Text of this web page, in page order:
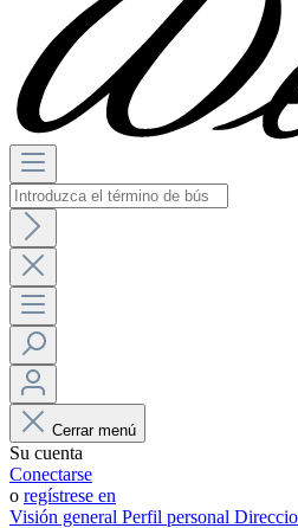
Cerrar menú
Su cuenta
Conectarse
o regístrese en
Visión general Perfil personal